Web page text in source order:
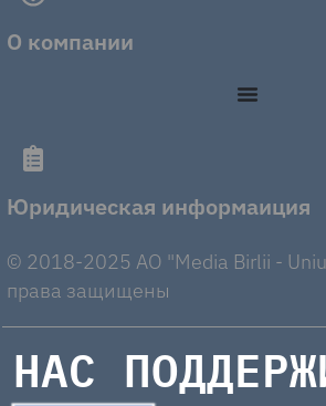
О компании
Юридическая информаиция
© 2018-2025 AO "Media Birlii -
права защищены
НАС